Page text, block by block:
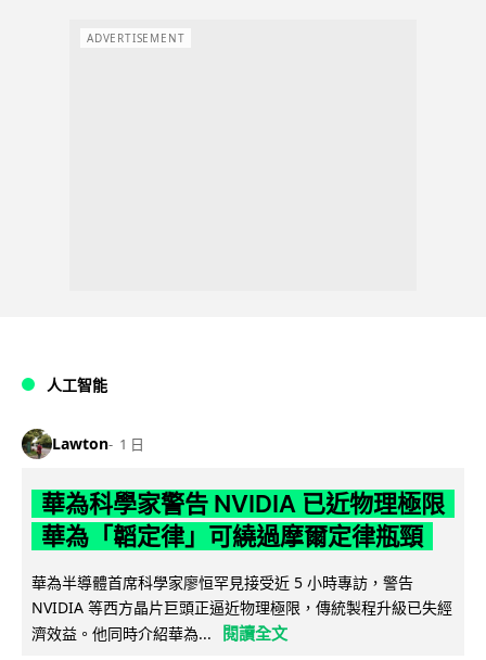
ADVERTISEMENT
人工智能
Lawton 1 日
華為科學家警告 NVIDIA 已近物理極限
華為「韜定律」可繞過摩爾定律瓶頸
華為半導體首席科學家廖恒罕見接受近 5 小時專訪，警告
NVIDIA 等西方晶片巨頭正逼近物理極限，傳統製程升級已失經
濟效益。他同時介紹華為...
閱讀全文